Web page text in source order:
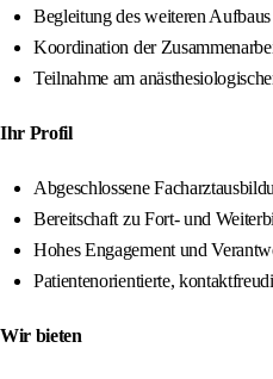
Begleitung des weiteren
Koordination der
Teilnahme am
Ihr Profil
Abgeschlossene
Bereitschaft zu Fort- und
Hohes Engagement und
Patientenorientierte,
Wir bieten